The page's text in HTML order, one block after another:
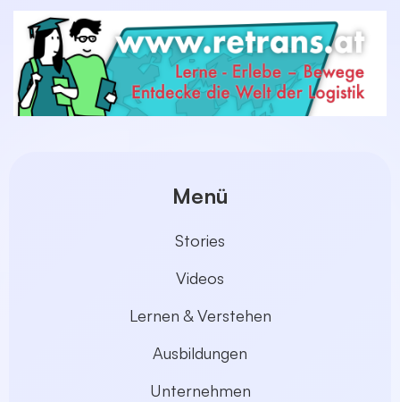
Menü
Stories
Videos
Lernen & Verstehen
Ausbildungen
Unternehmen